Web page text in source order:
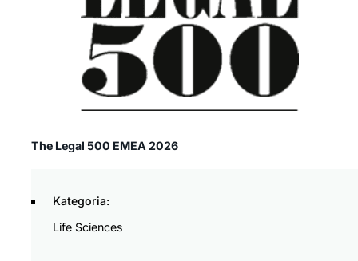
The Legal 500 EMEA 2026
Kategoria:
Life Sciences